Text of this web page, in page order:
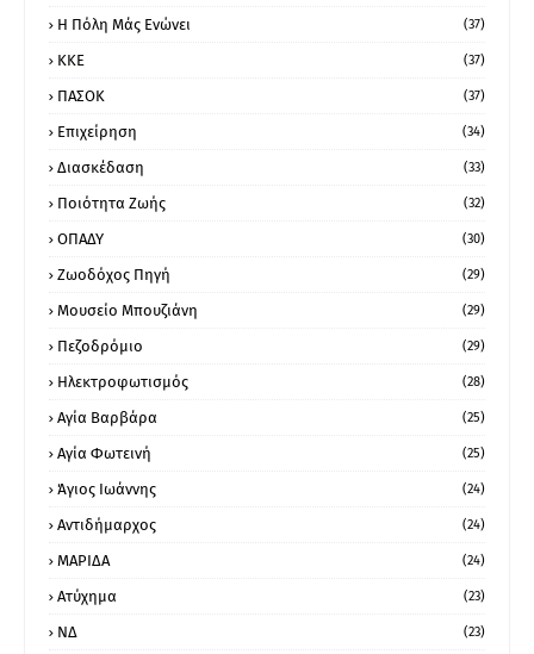
Η Πόλη Μάς Ενώνει (37)
ΚΚΕ (37)
ΠΑΣΟΚ (37)
Επιχείρηση (34)
Διασκέδαση (33)
Ποιότητα Ζωής (32)
ΟΠΑΔΥ (30)
Ζωοδόχος Πηγή (29)
Μουσείο Μπουζιάνη (29)
Πεζοδρόμιο (29)
Ηλεκτροφωτισμός (28)
Αγία Βαρβάρα (25)
Αγία Φωτεινή (25)
Άγιος Ιωάννης (24)
Αντιδήμαρχος (24)
ΜΑΡΙΔΑ (24)
Ατύχημα (23)
ΝΔ (23)